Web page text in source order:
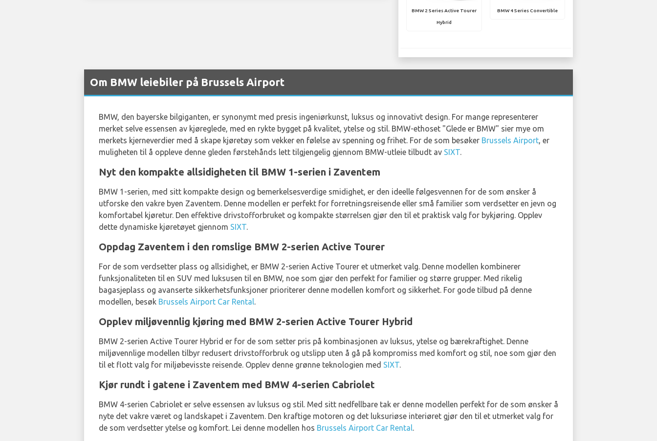
BMW 2 Series Active Tourer
Hybrid
BMW 4 Series Convertible
Om BMW leiebiler på Brussels Airport
BMW, den bayerske bilgiganten, er synonymt med presis ingeniørkunst, luksus og innovativt design. For mange representerer
merket selve essensen av kjøreglede, med en rykte bygget på kvalitet, ytelse og stil. BMW-ethoset "Glede er BMW" sier mye om
merkets kjerneverdier med å skape kjøretøy som vekker en følelse av spenning og frihet. For de som besøker Brussels Airport, er
muligheten til å oppleve denne gleden førstehånds lett tilgjengelig gjennom BMW-utleie tilbudt av SIXT.
Nyt den kompakte allsidigheten til BMW 1-serien i Zaventem
BMW 1-serien, med sitt kompakte design og bemerkelsesverdige smidighet, er den ideelle følgesvennen for de som ønsker å
utforske den vakre byen Zaventem. Denne modellen er perfekt for forretningsreisende eller små familier som verdsetter en jevn og
komfortabel kjøretur. Den effektive drivstofforbruket og kompakte størrelsen gjør den til et praktisk valg for bykjøring. Opplev
dette dynamiske kjøretøyet gjennom SIXT.
Oppdag Zaventem i den romslige BMW 2-serien Active Tourer
For de som verdsetter plass og allsidighet, er BMW 2-serien Active Tourer et utmerket valg. Denne modellen kombinerer
funksjonaliteten til en SUV med luksusen til en BMW, noe som gjør den perfekt for familier og større grupper. Med rikelig
bagasjeplass og avanserte sikkerhetsfunksjoner prioriterer denne modellen komfort og sikkerhet. For gode tilbud på denne
modellen, besøk Brussels Airport Car Rental.
Opplev miljøvennlig kjøring med BMW 2-serien Active Tourer Hybrid
BMW 2-serien Active Tourer Hybrid er for de som setter pris på kombinasjonen av luksus, ytelse og bærekraftighet. Denne
miljøvennlige modellen tilbyr redusert drivstofforbruk og utslipp uten å gå på kompromiss med komfort og stil, noe som gjør den
til et flott valg for miljøbevisste reisende. Opplev denne grønne teknologien med SIXT.
Kjør rundt i gatene i Zaventem med BMW 4-serien Cabriolet
BMW 4-serien Cabriolet er selve essensen av luksus og stil. Med sitt nedfellbare tak er denne modellen perfekt for de som ønsker å
nyte det vakre været og landskapet i Zaventem. Den kraftige motoren og det luksuriøse interiøret gjør den til et utmerket valg for
de som verdsetter ytelse og komfort. Lei denne modellen hos Brussels Airport Car Rental.